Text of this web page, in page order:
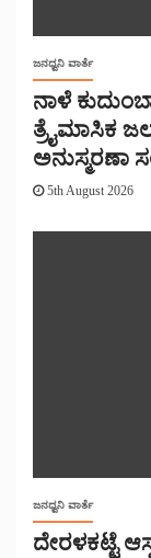
ಜನಧ್ವನಿ ವಾರ್ತೆ
ನಾಳೆ
ತ್ರೈಮಾಸಿಕ
ಅನುಸ್ಮರಣಾ
5th August 2026
ಜನಧ್ವನಿ ವಾರ್ತೆ
ದೇರಳಕಟ್ಟೆ